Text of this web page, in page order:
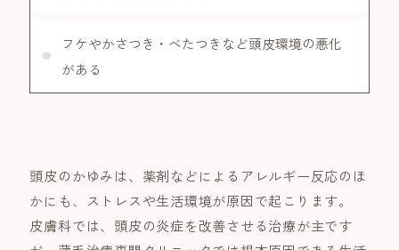
フケやかさつき・べたつきなど頭皮環境の悪化
がある
頭皮のかゆみは、薬剤などによるアレルギー反応のほ
かにも、ストレスや生活環境が原因で起こります。
皮膚科では、頭皮の炎症を改善させる治療が主です